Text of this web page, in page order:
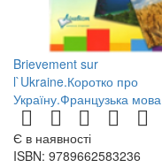
Brievement sur
l`Ukraine.Коротко про
Україну.Французька мова
Є в наявності
ISBN: 9789662583236